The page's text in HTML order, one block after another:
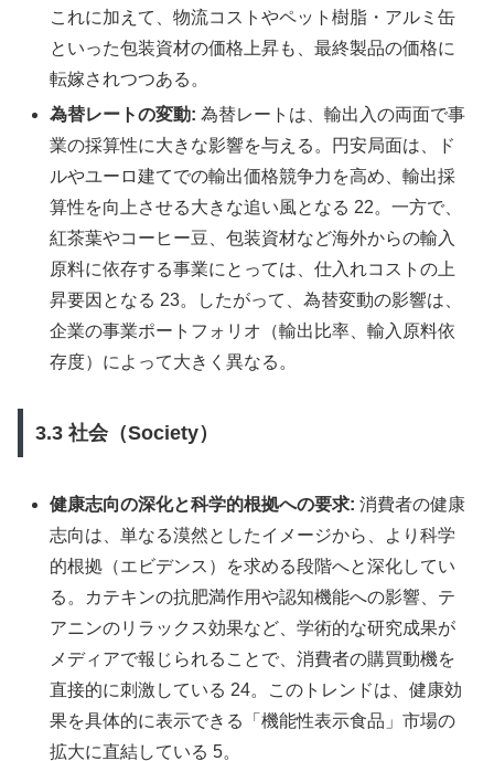
これに加えて、物流コストやペット樹脂・アルミ缶
といった包装資材の価格上昇も、最終製品の価格に
転嫁されつつある。
為替レートの変動: 為替レートは、輸出入の両面で事
業の採算性に大きな影響を与える。円安局面は、ド
ルやユーロ建てでの輸出価格競争力を高め、輸出採
算性を向上させる大きな追い風となる 22。一方で、
紅茶葉やコーヒー豆、包装資材など海外からの輸入
原料に依存する事業にとっては、仕入れコストの上
昇要因となる 23。したがって、為替変動の影響は、
企業の事業ポートフォリオ（輸出比率、輸入原料依
存度）によって大きく異なる。
3.3 社会（Society）
健康志向の深化と科学的根拠への要求: 消費者の健康
志向は、単なる漠然としたイメージから、より科学
的根拠（エビデンス）を求める段階へと深化してい
る。カテキンの抗肥満作用や認知機能への影響、テ
アニンのリラックス効果など、学術的な研究成果が
メディアで報じられることで、消費者の購買動機を
直接的に刺激している 24。このトレンドは、健康効
果を具体的に表示できる「機能性表示食品」市場の
拡大に直結している 5。